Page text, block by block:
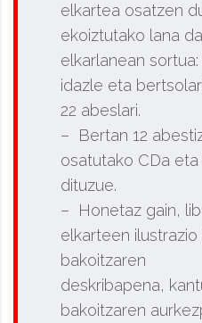
elkartea osatzen
ekoiztutako lana
elkarlanean
idazle eta
22 abeslari.
– Bertan 12
osatutako CDa
dituzue.
– Honetaz gain,
elkarteen
bakoitzaren
deskribapena,
bakoitzaren